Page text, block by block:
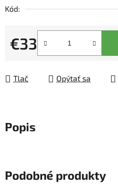
Kód:
€33
Jednotková cena:
Tlač Opýtať sa
Popis
Podobné produkty